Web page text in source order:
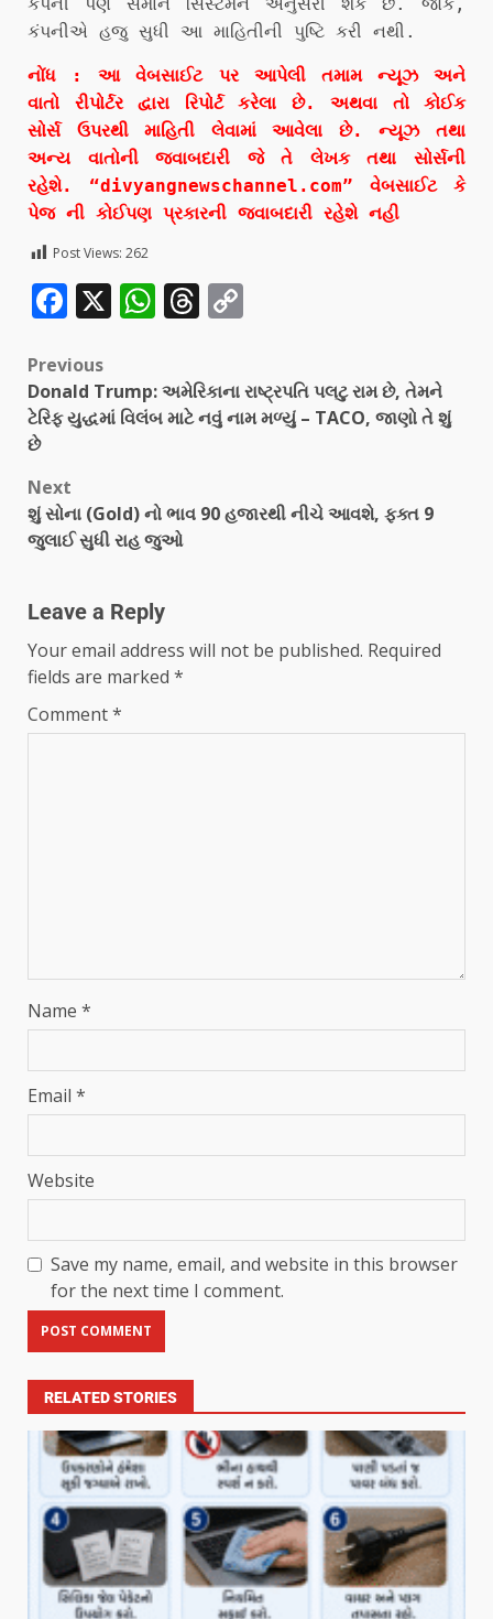
કંપનીએ હજુ સુધી આ માહિતીની પુષ્ટિ કરી નથી.
નોંધ : આ વેબસાઈટ પર આપેલી તમામ ન્યૂઝ અને
વાતો રીપોર્ટર દ્વારા રિપોર્ટ કરેલા છે. અથવા તો કોઈક
સોર્સ ઉપરથી માહિતી લેવામાં આવેલા છે. ન્યૂઝ તથા
અન્ય વાતોની જવાબદારી જે તે લેખક તથા સોર્સની
રહેશે. “divyangnewschannel.com” વેબસાઈટ કે
પેજ ની કોઈપણ પ્રકારની જવાબદારી રહેશે નહી
Post Views: 262
Facebook
X WhatsApp
Threads
Previous
Donald Trump: અમેરિકાના રાષ્ટ્રપતિ પલટુ રામ છે, તેમને
ટેરિફ યુદ્ધમાં વિલંબ માટે નવું નામ મળ્યું – TACO, જાણો તે શું
છે
Next
શું સોના (Gold) નો ભાવ 90 હજારથી નીચે આવશે, ફક્ત 9
જુલાઈ સુધી રાહ જુઓ
Leave a Reply
Your email address will not be published. Required
fields are marked *
Comment*
Name *
Email *
Website
Save my name, email, and website in this browser
for the next time I comment.
RELATED STORIES